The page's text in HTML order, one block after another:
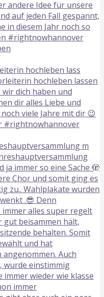
hochleben lass
m